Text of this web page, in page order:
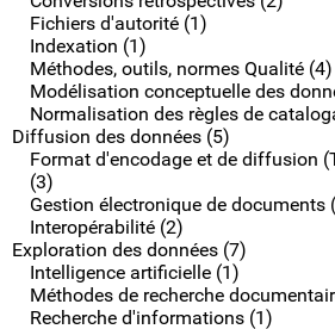
Fichiers d'autorité (1)
Indexation (1)
Méthodes, outils, normes Qualité (4)
Modélisation conceptuelle des
Normalisation des règles de
Diffusion des données (5)
Format d'encodage et de diffusion
(3)
Gestion électronique de documents
Interopérabilité (2)
Exploration des données (7)
Intelligence artificielle (1)
Méthodes de recherche
Recherche d'informations (1)